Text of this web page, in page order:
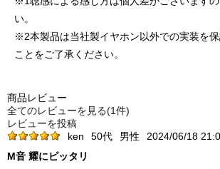
い。
※2本製品は当社製イヤホン以外での実装を
ことをご了承ください。
商品レビュー
全てのレビューを見る(1件)
レビューを投稿
ken
50代 男性
2024/06/18
M音 耀にピッタリ